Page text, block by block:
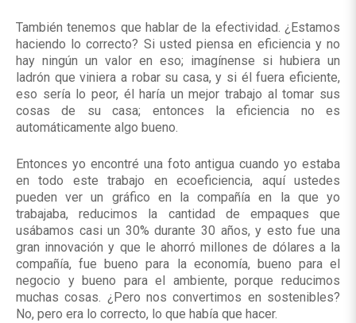
También tenemos que hablar de la efectividad. ¿Estamos
haciendo lo correcto? Si usted piensa en eficiencia y no
hay ningún un valor en eso; imagínense si hubiera un
ladrón que viniera a robar su casa, y si él fuera eficiente,
eso sería lo peor, él haría un mejor trabajo al tomar sus
cosas de su casa; entonces la eficiencia no es
automáticamente algo bueno.
Entonces yo encontré una foto antigua cuando yo estaba
en todo este trabajo en ecoeficiencia, aquí ustedes
pueden ver un gráfico en la compañía en la que yo
trabajaba, reducimos la cantidad de empaques que
usábamos casi un 30% durante 30 años, y esto fue una
gran innovación y que le ahorró millones de dólares a la
compañía, fue bueno para la economía, bueno para el
negocio y bueno para el ambiente, porque reducimos
muchas cosas. ¿Pero nos convertimos en sostenibles?
No, pero era lo correcto, lo que había que hacer.